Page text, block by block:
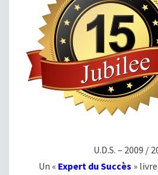
U.D.S. – 2009 /
Un « Expert du Succès »